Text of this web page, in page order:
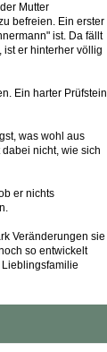
Mutter
befreien. Ein erster
ist. Da fällt
ist er hinterher völlig
Ein harter Prüfstein
was wohl aus
nicht, wie sich
er nichts
Veränderungen sie
so entwickelt